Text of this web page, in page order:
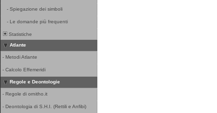
- Spiegazione dei simboli
- Le domande più frequenti
Statistiche
Atlante
- Metodi Atlante
- Calcolo Effemeridi
Regole e Deontologie
- Regole di ornitho.it
- Deontologia di S.H.I. (Rettili e Anfibi)